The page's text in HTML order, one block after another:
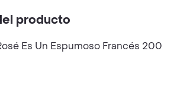
producto
Es Un Espumoso Francés 200